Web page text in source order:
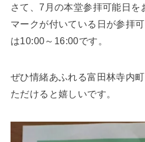
さて、7月の本堂参拝可能日
マークが付いている日が参拝
は10:00～16:00です。
ぜひ情緒あふれる富田林寺内
ただけると嬉しいです。